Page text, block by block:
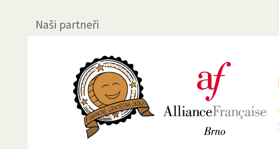
Naši partneři